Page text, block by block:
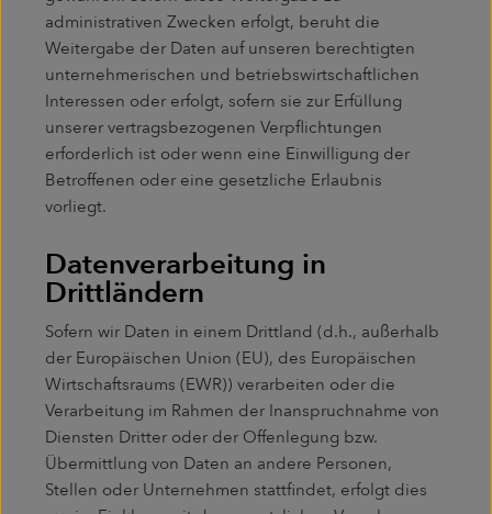
administrativen Zwecken erfolgt, beruht die
Weitergabe der Daten auf unseren berechtigten
unternehmerischen und betriebswirtschaftlichen
Interessen oder erfolgt, sofern sie zur Erfüllung
unserer vertragsbezogenen Verpflichtungen
erforderlich ist oder wenn eine Einwilligung der
Betroffenen oder eine gesetzliche Erlaubnis
vorliegt.
Datenverarbeitung in
Drittländern
Sofern wir Daten in einem Drittland (d.h., außerhalb
der Europäischen Union (EU), des Europäischen
Wirtschaftsraums (EWR)) verarbeiten oder die
Verarbeitung im Rahmen der Inanspruchnahme von
Diensten Dritter oder der Offenlegung bzw.
Übermittlung von Daten an andere Personen,
Stellen oder Unternehmen stattfindet, erfolgt dies